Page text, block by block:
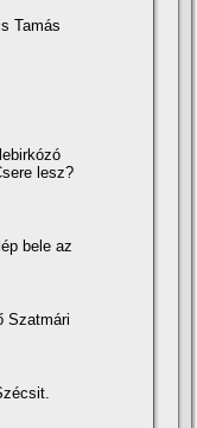
Tamás
lesz?
bele az
Szatmári